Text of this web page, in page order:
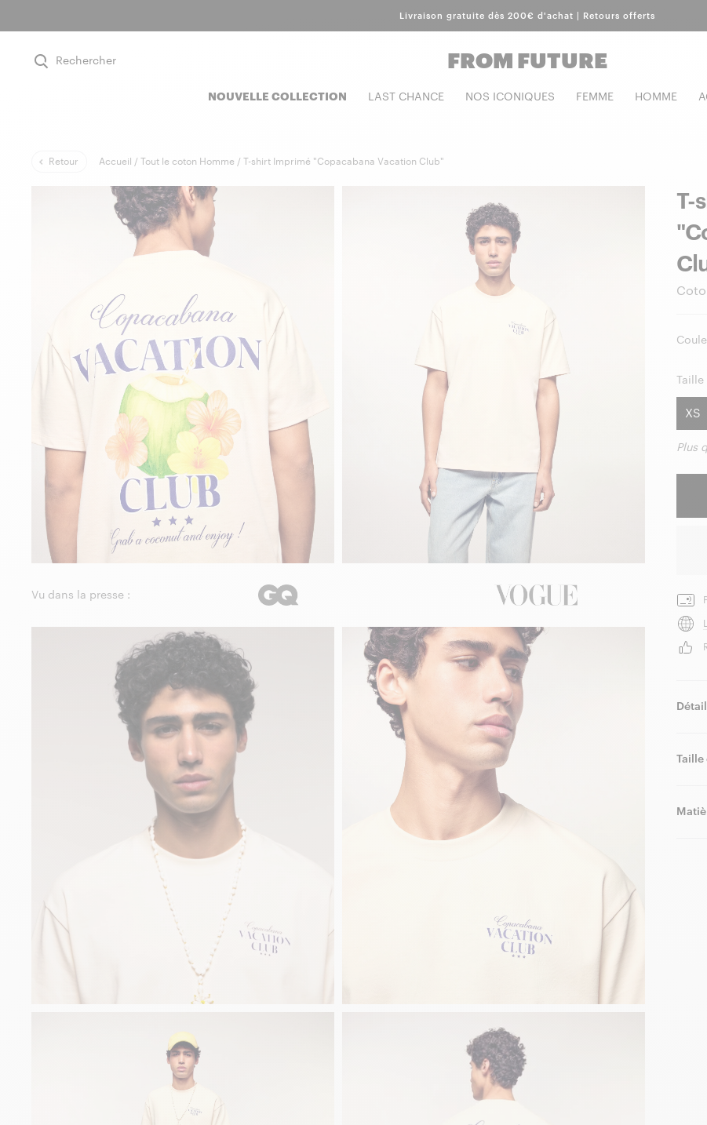
Livraison gratuite dès 200€ d'achat | Retours offerts
Rechercher FROM FUTURE
NOUVELLE COLLECTION LAST CHANCE NOS ICONIQUES FEMME HOMME
Retour Accueil / Tout le coton Homme / T-shirt Imprimé "Copacabana Vacation Club"
Vu dans la presse :
T-
Taille
XS
Plus
Taille